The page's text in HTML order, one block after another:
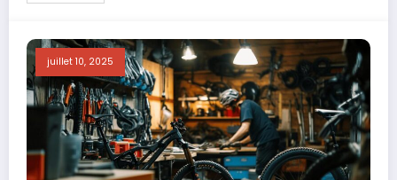
juillet 10, 2025